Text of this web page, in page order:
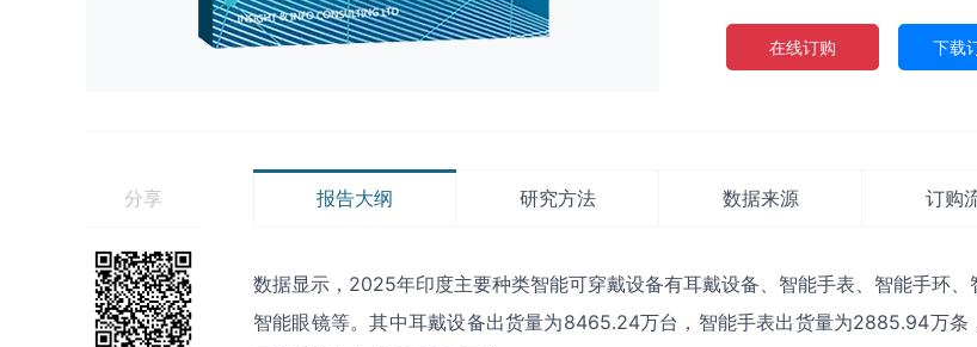
在线订购 下载
分享 报告大纲 研究方法 数据来源 订购
数据显示，2025年印度主要种类智能可穿戴设备有耳戴设备、智能手表、智能手环、
智能眼镜等。其中耳戴设备出货量为8465.24万台，智能手表出货量为2885.94万条